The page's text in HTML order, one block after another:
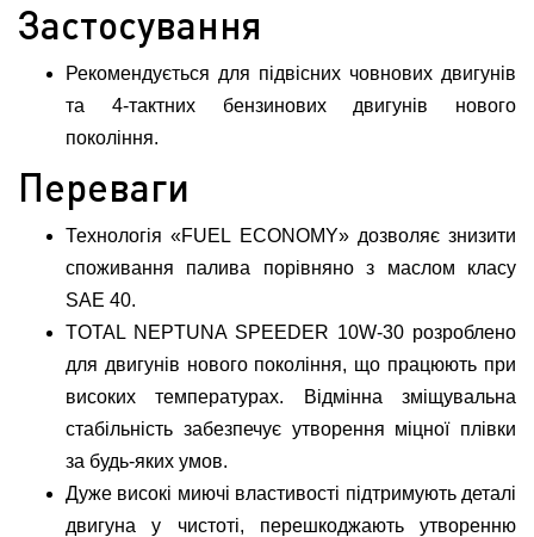
Застосування
Рекомендується для підвісних човнових двигунів
та 4-тактних бензинових двигунів нового
покоління.
Переваги
Технологія «FUEL ECONOMY» дозволяє знизити
споживання палива порівняно з маслом класу
SAE 40.
TOTAL NEPTUNA SPEEDER 10W-30 розроблено
для двигунів нового покоління, що працюють при
високих температурах. Відмінна зміщувальна
стабільність забезпечує утворення міцної плівки
за будь-яких умов.
Дуже високі миючі властивості підтримують деталі
двигуна у чистоті, перешкоджають утворенню